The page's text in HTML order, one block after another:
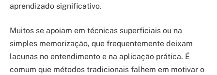
aprendizado significativo.
Muitos se apoiam em técnicas superficiais ou na
simples memorização, que frequentemente deixam
lacunas no entendimento e na aplicação prática. É
comum que métodos tradicionais falhem em motivar o